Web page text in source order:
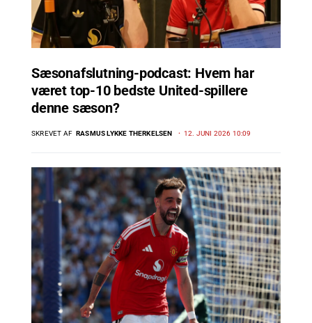
Sæsonafslutning-podcast: Hvem har
været top-10 bedste United-spillere
denne sæson?
SKREVET AF RASMUS LYKKE THERKELSEN 12. JUNI 2026 10:09